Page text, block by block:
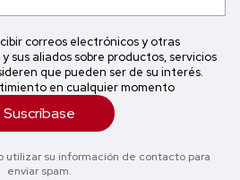
correos electrónicos y otras
sus aliados sobre productos, servicios
que pueden ser de su interés.
en cualquier momento
Suscríbase
utilizar su información de contacto para
enviar spam.